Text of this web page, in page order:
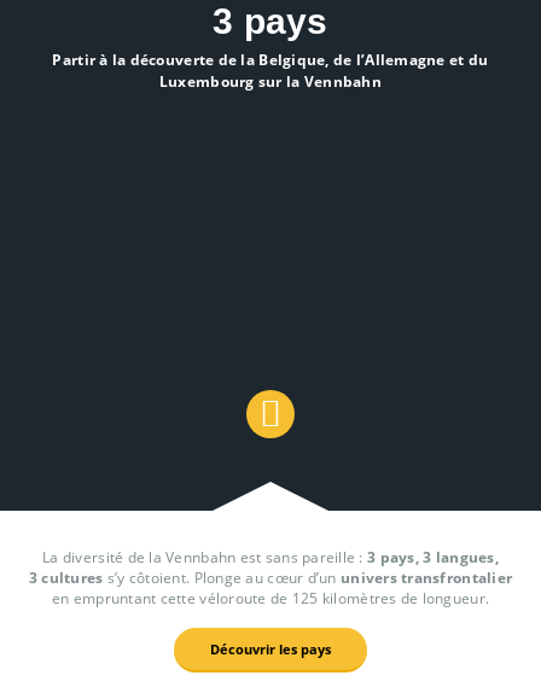
3 pays
Partir à la découverte de la Belgique, de l’Allemagne et du
Luxembourg sur la Vennbahn
La diversité de la Vennbahn est sans pareille : 3 pays, 3 langues,
3 cultures s’y côtoient. Plonge au cœur d’un univers transfrontalier
en empruntant cette véloroute de 125 kilomètres de longueur.
Découvrir les pays